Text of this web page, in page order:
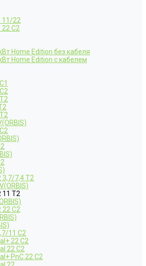
11/22
C2
Home Edition без кабеля
Home Edition с кабелем
3,7/7,4 T2
11 T2
22 C2
11 C2
22 C2
22 C2
PnC 22 C2